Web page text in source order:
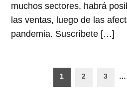
muchos sectores, habrá
las ventas, luego de las
pandemia. Suscríbete […]
Paginación
1 2 3 …